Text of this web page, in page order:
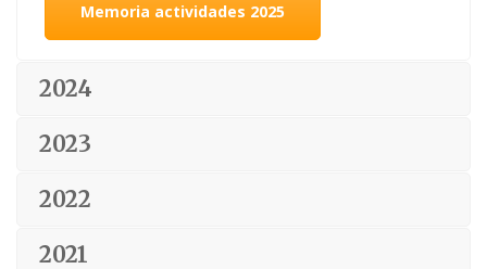
Memoria actividades 2025
2024
2023
2022
2021